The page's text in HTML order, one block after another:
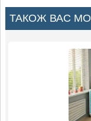
ТАКОЖ ВАС